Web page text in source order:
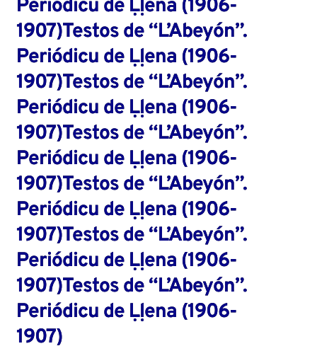
Periódicu de Ḷḷena (1906-
1907)Testos de “L’Abeyón”.
Periódicu de Ḷḷena (1906-
1907)Testos de “L’Abeyón”.
Periódicu de Ḷḷena (1906-
1907)Testos de “L’Abeyón”.
Periódicu de Ḷḷena (1906-
1907)Testos de “L’Abeyón”.
Periódicu de Ḷḷena (1906-
1907)Testos de “L’Abeyón”.
Periódicu de Ḷḷena (1906-
1907)Testos de “L’Abeyón”.
Periódicu de Ḷḷena (1906-
1907)